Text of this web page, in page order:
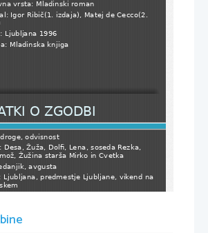
vrsta: Mladinski roman
Igor Ribič(1. izdaja), Matej de Cecco(2.
Ljubljana 1996
Mladinska knjiga
O ZGODBI
odvisnost
Desa, Žuža, Dolfi, Lena, soseda Rezka,
Žužina starša Mirko in Cvetka
avgusta
Ljubljana, predmestje Ljubljane, vikend na